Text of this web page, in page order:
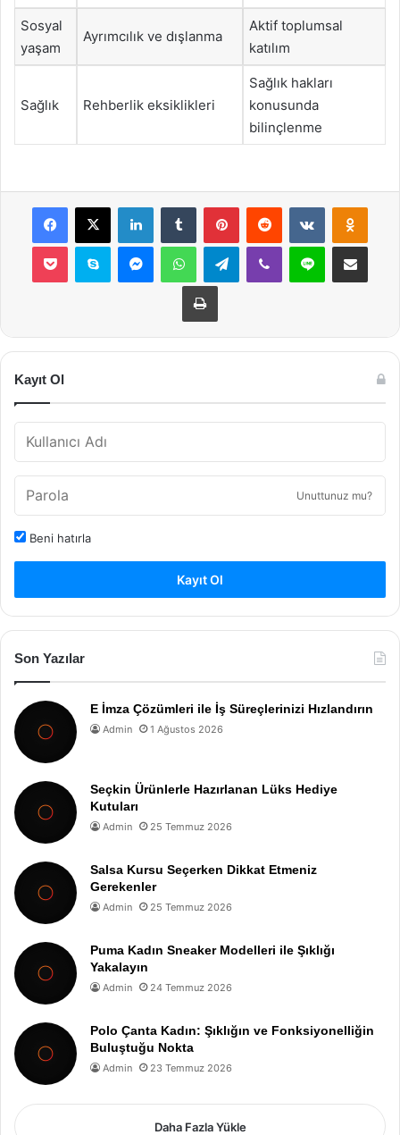
Sosyal
yaşam
Ayrımcılık ve dışlanma
Aktif toplumsal
katılım
Sağlık Rehberlik eksiklikleri
Sağlık hakları
konusunda
bilinçlenme
Facebook
X LinkedInTumblr PinterestReddit VKontakte
Pocket Skype MessengerWhatsAppTelegramViber Line E-Posta ile
Yazdır
Kayıt Ol
Unuttunuz mu?
Beni hatırla
Kayıt Ol
Son Yazılar
E İmza Çözümleri ile İş Süreçlerinizi Hızlandırın
Admin 1 Ağustos 2026
Seçkin Ürünlerle Hazırlanan Lüks Hediye
Kutuları
Admin 25 Temmuz 2026
Salsa Kursu Seçerken Dikkat Etmeniz
Gerekenler
Admin 25 Temmuz 2026
Puma Kadın Sneaker Modelleri ile Şıklığı
Yakalayın
Admin 24 Temmuz 2026
Polo Çanta Kadın: Şıklığın ve Fonksiyonelliğin
Buluştuğu Nokta
Admin 23 Temmuz 2026
Daha Fazla Yükle